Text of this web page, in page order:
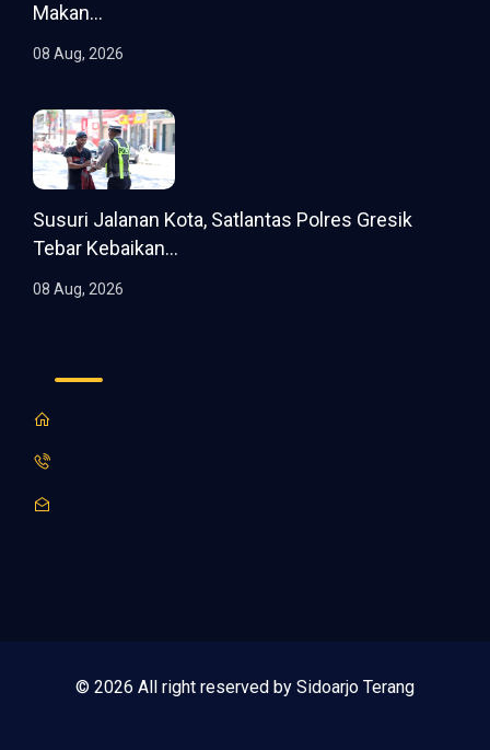
Makan...
08 Aug, 2026
Susuri Jalanan Kota, Satlantas Polres Gresik
Tebar Kebaikan...
08 Aug, 2026
© 2026 All right reserved by Sidoarjo Terang